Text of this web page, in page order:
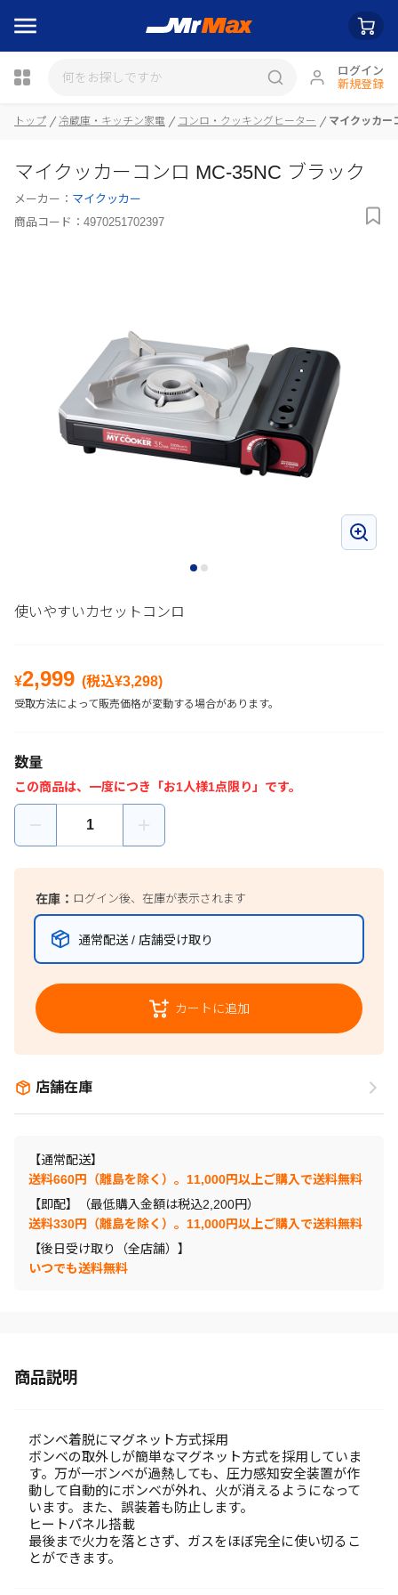
ログイン
新規登録
トップ 冷蔵庫・キッチン家電 コンロ・クッキングヒーター マイクッカー
マイクッカーコンロ MC-35NC ブラック
メーカー： マイクッカー
商品コード： 4970251702397
使いやすいカセットコンロ
¥2,999 (税込¥3,298)
受取方法によって販売価格が変動する場合があります。
数量
この商品は、一度につき「お1人様1点限り」です。
在庫： ログイン後、在庫が表示されます
通常配送 / 店舗受け取り
カートに追加
店舗在庫
【通常配送】
送料660円（離島を除く）。11,000円以上ご購入で送料無料
【即配】（最低購入金額は税込2,200円）
送料330円（離島を除く）。11,000円以上ご購入で送料無料
【後日受け取り（全店舗）】
いつでも送料無料
商品説明
ボンベ着脱にマグネット方式採用
ボンベの取外しが簡単なマグネット方式を採用していま
す。万が一ボンベが過熱しても、圧力感知安全装置が作
動して自動的にボンベが外れ、火が消えるようになって
います。また、誤装着も防止します。
ヒートパネル搭載
最後まで火力を落とさず、ガスをほぼ完全に使い切るこ
とができます。